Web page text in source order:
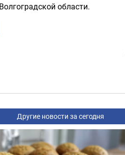
области.
Другие новости за сегодня